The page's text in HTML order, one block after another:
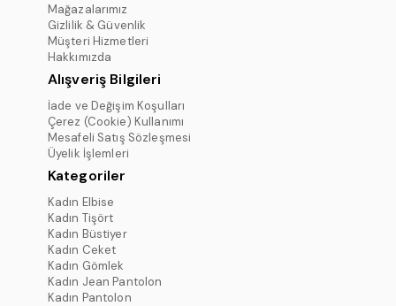
Mağazalarımız
Gizlilik & Güvenlik
Müşteri Hizmetleri
Hakkımızda
Alışveriş Bilgileri
İade ve Değişim Koşulları
Çerez (Cookie) Kullanımı
Mesafeli Satış Sözleşmesi
Üyelik İşlemleri
Kategoriler
Kadın Elbise
Kadın Tişört
Kadın Büstiyer
Kadın Ceket
Kadın Gömlek
Kadın Jean Pantolon
Kadın Pantolon